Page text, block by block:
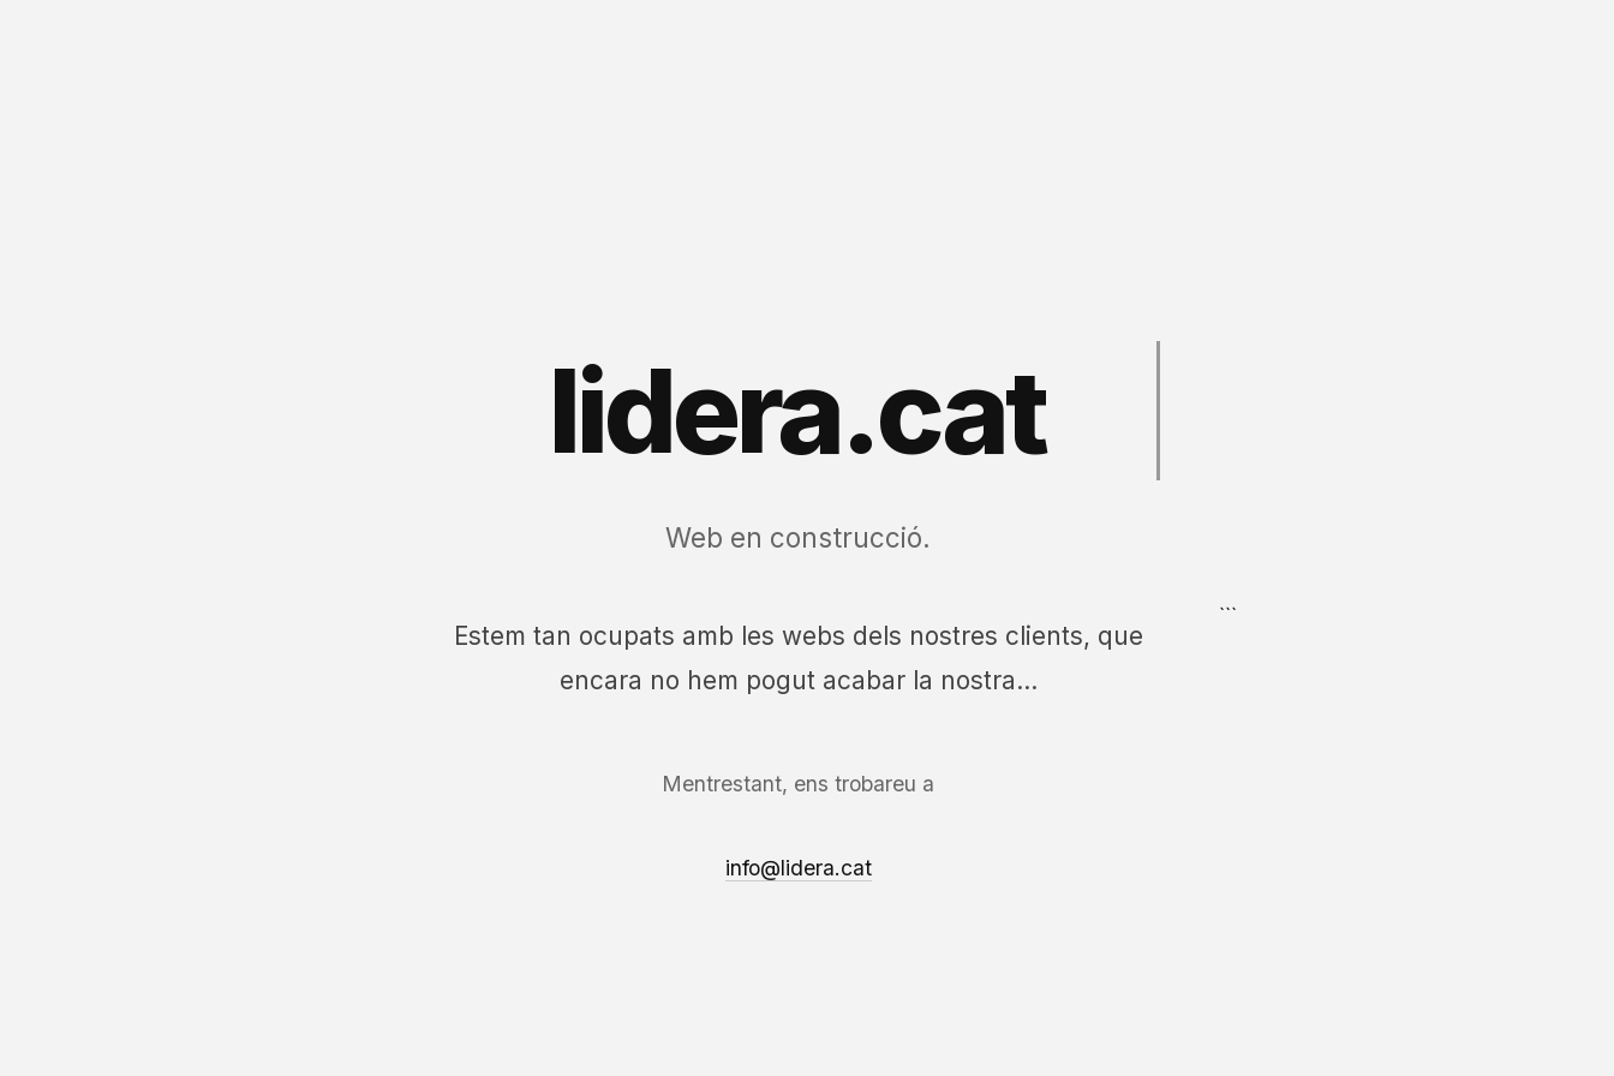
lidera.cat
Web en construcció.
Estem tan ocupats amb les webs dels nostres clients, que
encara no hem pogut acabar la nostra...
Mentrestant, ens trobareu a
info@lidera.cat
```